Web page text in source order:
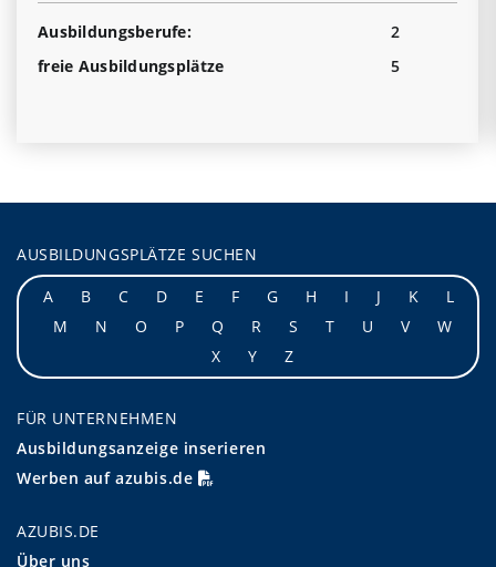
Ausbildungsberufe:
2
freie Ausbildungsplätze
5
AUSBILDUNGSPLÄTZE SUCHEN
A
B C D E F G H I J K
L
M
N O P Q R S T U V
W
X
Y Z
FÜR UNTERNEHMEN
Ausbildungsanzeige inserieren
Werben auf azubis.de
AZUBIS.DE
Über uns